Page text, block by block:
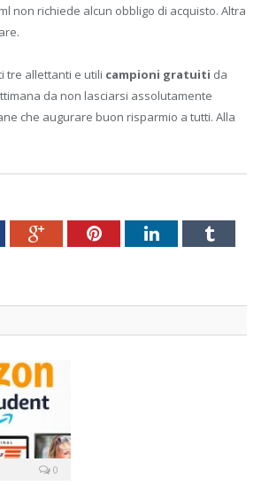
non richiede alcun obbligo di acquisto. Altra
tre allettanti e utili campioni gratuiti da
da non lasciarsi assolutamente
che augurare buon risparmio a tutti. Alla
Google+PinterestLinkedInTumblr
0